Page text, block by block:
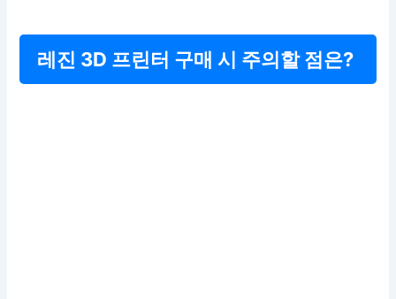
레진 3D 프린터 구매 시 주의할 점은?